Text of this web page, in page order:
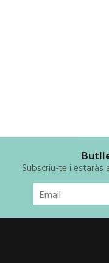
Subscriu-te i